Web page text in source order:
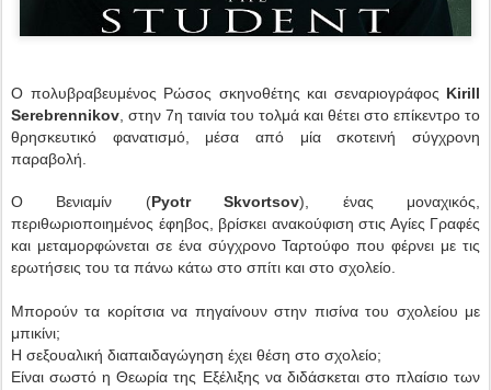
Ο πολυβραβευμένος Ρώσος σκηνοθέτης και σεναριογράφος Kirill
Serebrennikov, στην 7η ταινία του τολμά και θέτει στο επίκεντρο το
θρησκευτικό φανατισμό, μέσα από μία σκοτεινή σύγχρονη
παραβολή.
Ο Βενιαμίν (Pyotr Skvortsov), ένας μοναχικός,
περιθωριοποιημένος έφηβος, βρίσκει ανακούφιση στις Αγίες Γραφές
και μεταμορφώνεται σε ένα σύγχρονο Ταρτούφο που φέρνει με τις
ερωτήσεις του τα πάνω κάτω στο σπίτι και στο σχολείο.
Μπορούν τα κορίτσια να πηγαίνουν στην πισίνα του σχολείου με
μπικίνι;
Η σεξουαλική διαπαιδαγώγηση έχει θέση στο σχολείο;
Είναι σωστό η Θεωρία της Εξέλιξης να διδάσκεται στο πλαίσιο των